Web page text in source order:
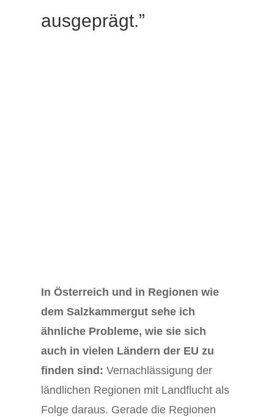
ausgeprägt.”
In Österreich und in Regionen wie
dem Salzkammergut sehe ich
ähnliche Probleme, wie sie sich
auch in vielen Ländern der EU zu
finden sind: Vernachlässigung der
ländlichen Regionen mit Landflucht als
Folge daraus. Gerade die Regionen